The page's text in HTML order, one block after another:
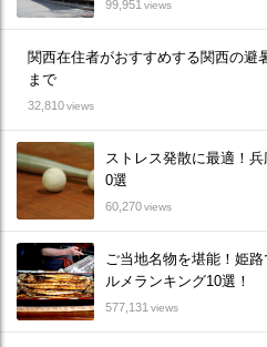
99,951 views
関西在住者がおすすめする関西の避
まで
32,810views
ストレス発散に最適！
0選
60,270views
ご当地名物を堪能！姫
ルメランキング10選！
577,131 views